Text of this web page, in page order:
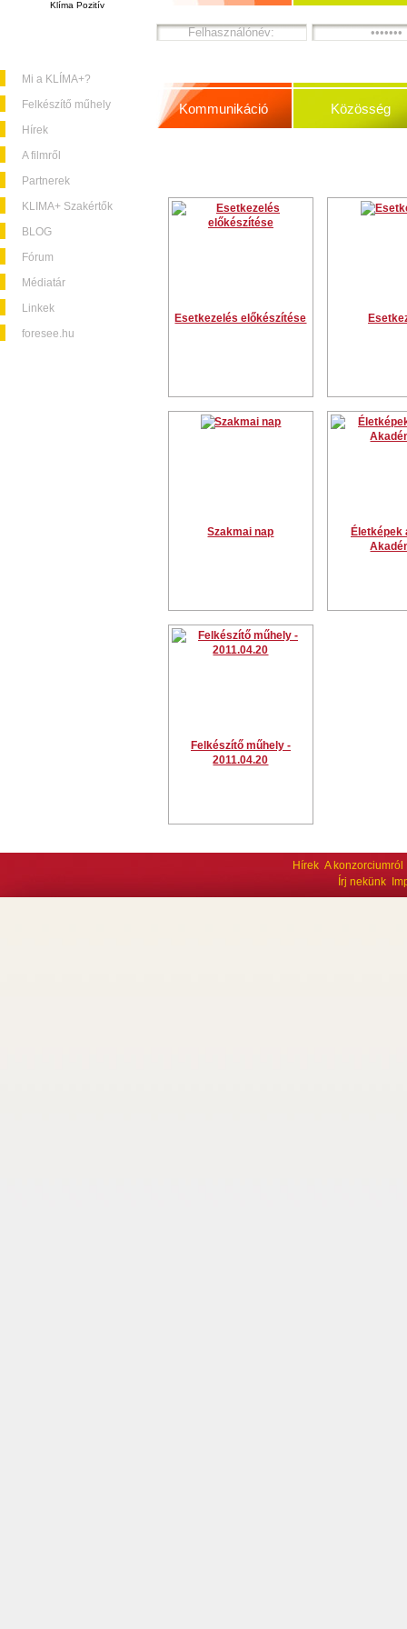
Klíma Pozitív
Mi a KLÍMA+?
Felkészítő műhely
Hírek
A filmről
Partnerek
KLIMA+ Szakértők
BLOG
Fórum
Médiatár
Linkek
foresee.hu
Kommunikáció Közösség
Esetkezelés előkészítése
Szakmai nap
Életképek
Felkészítő műhely -
2011.04.20
Hírek A konzorciumról
Írj nekünk